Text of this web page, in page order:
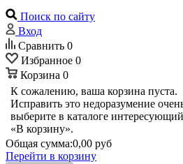
Поиск по сайту
Вход
Сравнить 0
Избранное 0
Корзина 0
К сожалению, ваша корзина пуста.
Исправить это недоразумение
выберите в каталоге
«В корзину».
Общая сумма:0,00 руб
Перейти в корзину